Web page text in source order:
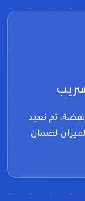
ثم نعيد
لضمان